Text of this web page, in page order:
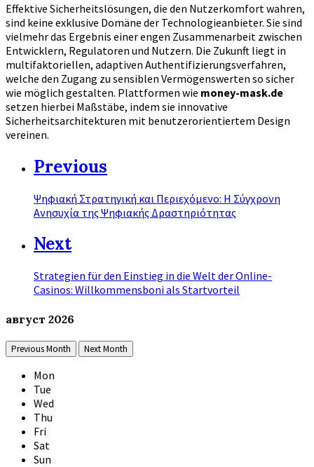
Effektive Sicherheitslösungen, die den Nutzerkomfort wahren,
sind keine exklusive Domäne der Technologieanbieter. Sie sind
vielmehr das Ergebnis einer engen Zusammenarbeit zwischen
Entwicklern, Regulatoren und Nutzern. Die Zukunft liegt in
multifaktoriellen, adaptiven Authentifizierungsverfahren,
welche den Zugang zu sensiblen Vermögenswerten so sicher
wie möglich gestalten. Plattformen wie money-mask.de
setzen hierbei Maßstäbe, indem sie innovative
Sicherheitsarchitekturen mit benutzerorientiertem Design
vereinen.
Previous
Ψηφιακή Στρατηγική και Περιεχόμενο: Η Σύγχρονη
Ανησυχία της Ψηφιακής Δραστηριότητας
Next
Strategien für den Einstieg in die Welt der Online-
Casinos: Willkommensboni als Startvorteil
август 2026
Previous Month Next Month
Mon
Tue
Wed
Thu
Fri
Sat
Sun